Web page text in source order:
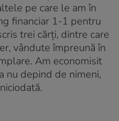
pe care le am în
financiar 1-1 pentru
trei cărți, dintre care
vândute împreună în
Am economisit
nu depind de nimeni,